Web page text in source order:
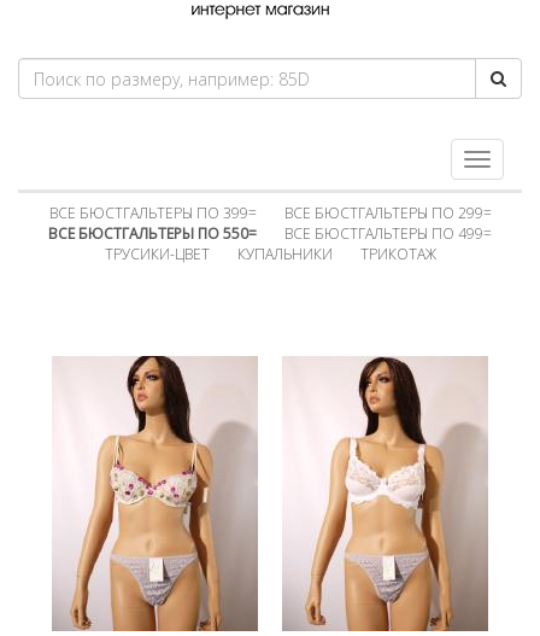
Toggle
navigation
ВСЕ БЮСТГАЛЬТЕРЫ ПО 399=
ВСЕ БЮСТГАЛЬТЕРЫ ПО 299=
ВСЕ БЮСТГАЛЬТЕРЫ ПО 550=
ВСЕ БЮСТГАЛЬТЕРЫ ПО 499=
ТРУСИКИ-ЦВЕТ
КУПАЛЬНИКИ ТРИКОТАЖ